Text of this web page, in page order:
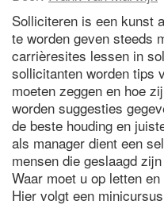
Solliciteren is een kunst
te worden geven steeds
carrièresites lessen in
sollicitanten worden tips
moeten zeggen en hoe
worden suggesties
de beste houding en
als manager dient een
mensen die geslaagd
Waar moet u op letten
Hier volgt een